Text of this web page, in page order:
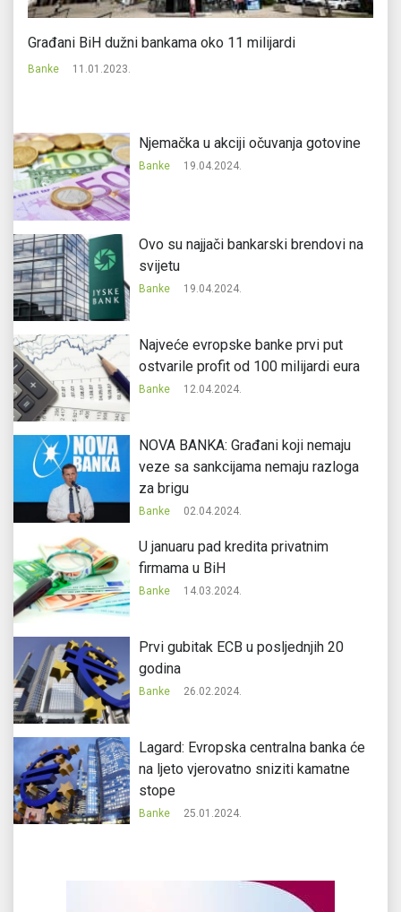
Građani BiH dužni bankama oko 11 milijardi
Banke 11.01.2023.
Njemačka u akciji očuvanja gotovine
Banke 19.04.2024.
Ovo su najjači bankarski brendovi na
svijetu
Banke 19.04.2024.
Najveće evropske banke prvi put
ostvarile profit od 100 milijardi eura
Banke 12.04.2024.
NOVA BANKA: Građani koji nemaju
veze sa sankcijama nemaju razloga
za brigu
Banke 02.04.2024.
U januaru pad kredita privatnim
firmama u BiH
Banke 14.03.2024.
Prvi gubitak ECB u posljednjih 20
godina
Banke 26.02.2024.
Lagard: Evropska centralna banka će
na ljeto vjerovatno sniziti kamatne
stope
Banke 25.01.2024.